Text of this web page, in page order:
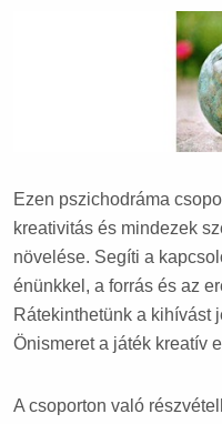
Ezen pszichodráma
kreativitás és mindezek
növelése. Segíti a
énünkkel, a forrás és az
Rátekinthetünk a kihívást
Önismeret a játék kreatív
A csoporton való